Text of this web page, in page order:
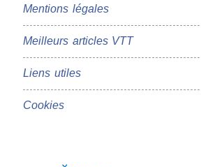
Mentions légales
Meilleurs articles VTT
Liens utiles
Cookies